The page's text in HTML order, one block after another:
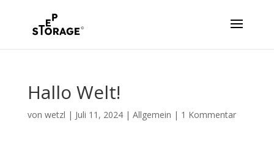
Hallo Welt!
von wetzl | Juli 11, 2024| Allgemein | 1 Kommentar